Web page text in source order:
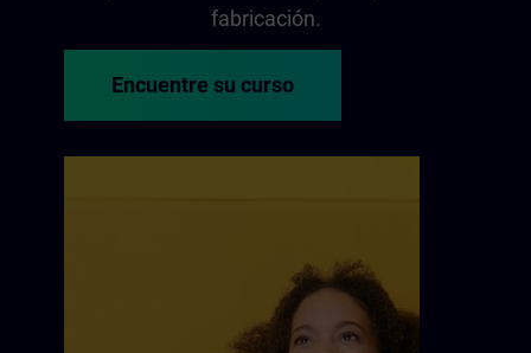
fabricación.
Encuentre su curso